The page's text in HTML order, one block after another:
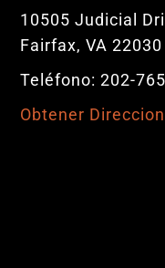
10505 Judicial
Fairfax, VA 22030
Teléfono: 202-
Obtener